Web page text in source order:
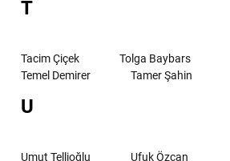
T
Tacim Çiçek Tolga Baybars
Temel Demirer
Tamer Şahin
U
Umut Tellioğlu Ufuk Özcan